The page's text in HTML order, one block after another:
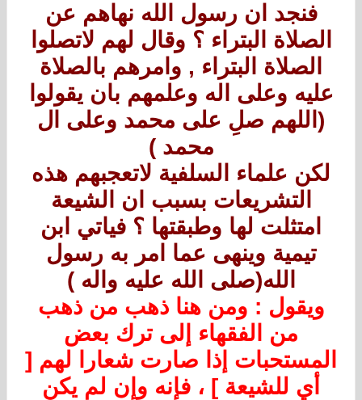
فنجد ان رسول الله نهاهم عن
الصلاة البتراء ؟ وقال لهم لاتصلوا
الصلاة البتراء , وامرهم بالصلاة
عليه وعلى اله وعلمهم بان يقولوا
(اللهم صلِ على محمد وعلى ال
محمد )
لكن علماء السلفية لاتعجبهم هذه
التشريعات بسبب ان الشيعة
امتثلت لها وطبقتها ؟ فياتي ابن
تيمية وينهى عما امر به رسول
الله(صلى الله عليه واله )
ويقول : ومن هنا ذهب من ذهب
من الفقهاء إلى ترك بعض
المستحبات إذا صارت شعارا لهم [
أي للشيعة ] ، فإنه وإن لم يكن